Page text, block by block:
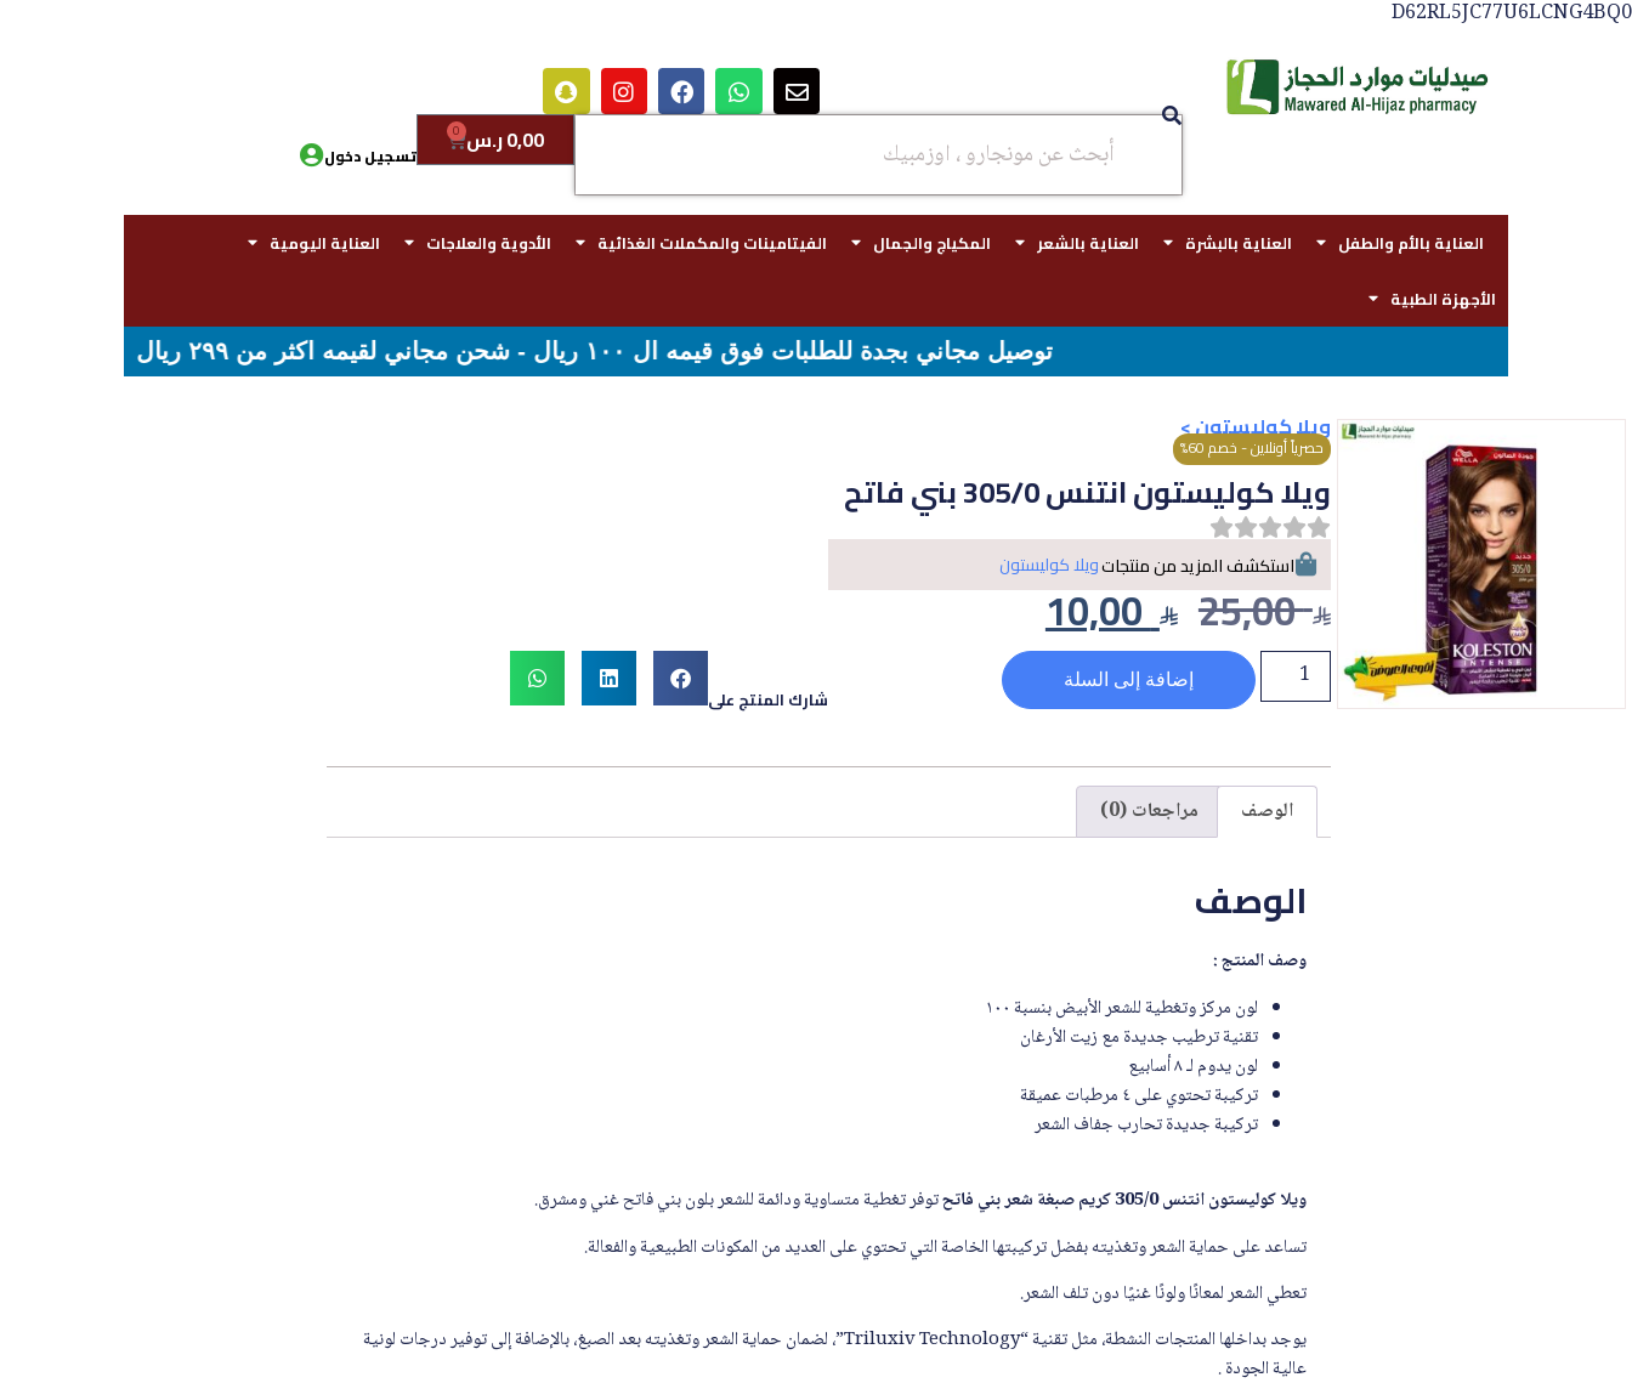
D62RL5JC77U6LCNG4BQ0
0,00ر.س 0
تسجيل دخول
العناية بالأم والطفل العناية بالبشرة العناية بالشعر المكياج والجمال الفيتامينات والمكملات الغذائية الأدوية والعلاجات
العناية اليومية
الأجهزة الطبية
توصيل مجاني بجدة للطلبات فوق قيمه ال ١٠٠ ريال - شحن مجاني لقيمه اكثر من ٢٩٩ ريال
ويلا كوليستون>
حصرياً أونلاين - خصم 60%
ويلا كوليستون انتنس 305/0 بني فاتح
استكشف المزيد من منتجاتويلا كوليستون
25,00
10,00
إضافة إلى السلة
شارك المنتج على
الوصف مراجعات (0)
الوصف
وصف المنتج :
لون مركز وتغطية للشعر الأبيض بنسبة ١٠٠
تقنية ترطيب جديدة مع زيت الأرغان
لون يدوم لـ ٨ أسابيع
تركيبة تحتوي على ٤ مرطبات عميقة
تركيبة جديدة تحارب جفاف الشعر
ويلا كوليستون انتنس 305/0 كريم صبغة شعر بني فاتح
توفر تغطية متساوية ودائمة للشعر بلون بني فاتح غني ومشرق.
تساعد على حماية الشعر وتغذيته بفضل تركيبتها الخاصة التي تحتوي على العديد من المكونات الطبيعية والفعالة.
تعطي الشعر لمعانًا ولونًا غنيًا دون تلف الشعر.
يوجد بداخلها المنتجات النشطة، مثل تقنية “Triluxiv Technology”، لضمان حماية الشعر وتغذيته بعد الصبغ، بالإضافة إلى توفير درجات لونية
عالية الجودة .